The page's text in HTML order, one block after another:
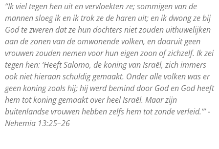
“Ik viel tegen hen uit en vervloekten ze; sommigen van de
mannen sloeg ik en ik trok ze de haren uit; en ik dwong ze bij
God te zweren dat ze hun dochters niet zouden uithuwelijken
aan de zonen van de omwonende volken, en daaruit geen
vrouwen zouden nemen voor hun eigen zoon of zichzelf. Ik zei
tegen hen: ‘Heeft Salomo, de koning van Israël, zich immers
ook niet hieraan schuldig gemaakt. Onder alle volken was er
geen koning zoals hij; hij werd bemind door God en God heeft
hem tot koning gemaakt over heel Israël. Maar zijn
buitenlandse vrouwen hebben zelfs hem tot zonde verleid.’” -
Nehemia 13:25–26